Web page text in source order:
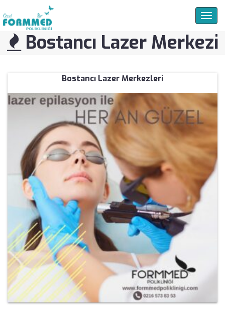
Bostancı Lazer Merkezi
Bostancı Lazer Merkezleri